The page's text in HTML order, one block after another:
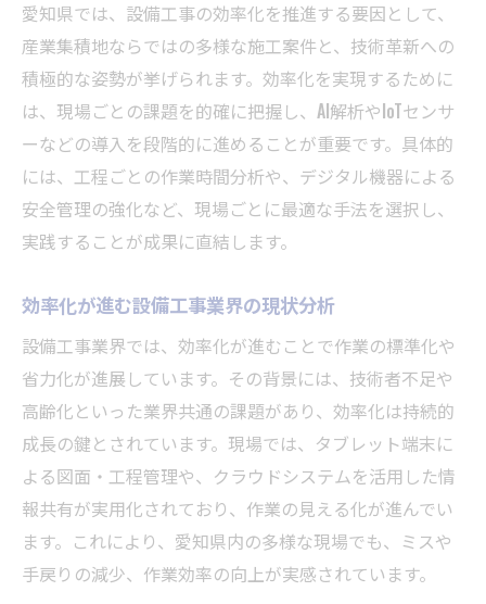
現場改善で実現する設備工事の未来像
設備工事効率化が導く理想の現場像
現場改善で生まれる設備工事の新価値
設備工事効率化を支える現場の工夫と発想
未来志向の設備工事現場づくりの秘訣
設備工事効率化と現場改善の相乗効果
設備工事効率化の鍵となる最新技術とは
AI・IoTが変える設備工事の基本と実践
設備工事効率化に役立つデジタルツール活
用法
現場で進化する設備工事の最新技術事例
設備工事効率化を支える革新的ソリューシ
ョン
作業負担軽減へ導く設備工事の新潮流
設備工事効率化で実現する作業負担の軽減
策
愛知県では、設備工事の効率化を推進する要因として、
産業集積地ならではの多様な施工案件と、技術革新への
積極的な姿勢が挙げられます。効率化を実現するために
は、現場ごとの課題を的確に把握し、AI解析やIoTセンサ
ーなどの導入を段階的に進めることが重要です。具体的
には、工程ごとの作業時間分析や、デジタル機器による
安全管理の強化など、現場ごとに最適な手法を選択し、
実践することが成果に直結します。
効率化が進む設備工事業界の現状分析
設備工事業界では、効率化が進むことで作業の標準化や
省力化が進展しています。その背景には、技術者不足や
高齢化といった業界共通の課題があり、効率化は持続的
成長の鍵とされています。現場では、タブレット端末に
よる図面・工程管理や、クラウドシステムを活用した情
報共有が実用化されており、作業の見える化が進んでい
ます。これにより、愛知県内の多様な現場でも、ミスや
手戻りの減少、作業効率の向上が実感されています。